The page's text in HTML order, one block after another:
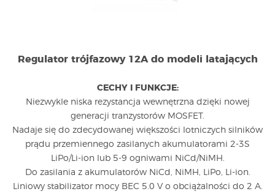
Regulator trójfazowy 12A do modeli latających
CECHY I FUNKCJE:
Niezwykle niska rezystancja wewnętrzna dzięki nowej
generacji tranzystorów MOSFET.
Nadaje się do zdecydowanej większości lotniczych silników
prądu przemiennego zasilanych akumulatorami 2-3S
LiPo/Li-ion lub 5-9 ogniwami NiCd/NiMH.
Do zasilania z akumulatorów NiCd, NiMH, LiPo, Li-ion.
Liniowy stabilizator mocy BEC 5.0 V o obciążalności do 2 A.